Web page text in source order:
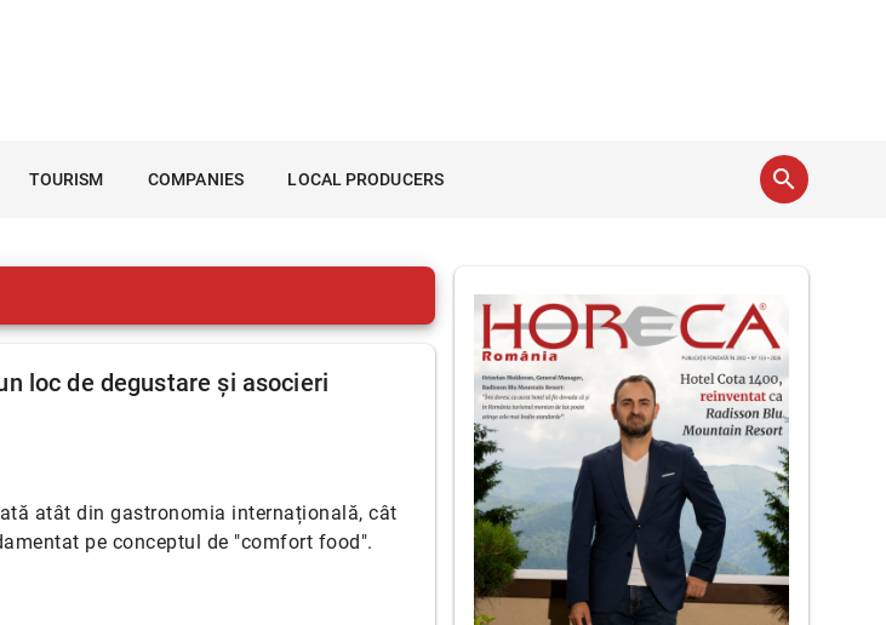
TOURISM COMPANIES LOCAL PRODUCERS search
loc de degustare și asocieri
atât din gastronomia internațională, cât
pe conceptul de "comfort food".